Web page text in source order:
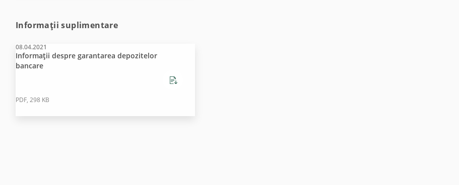
Informații suplimentare
08.04.2021
Informații despre garantarea depozitelor
bancare
PDF, 298 KB